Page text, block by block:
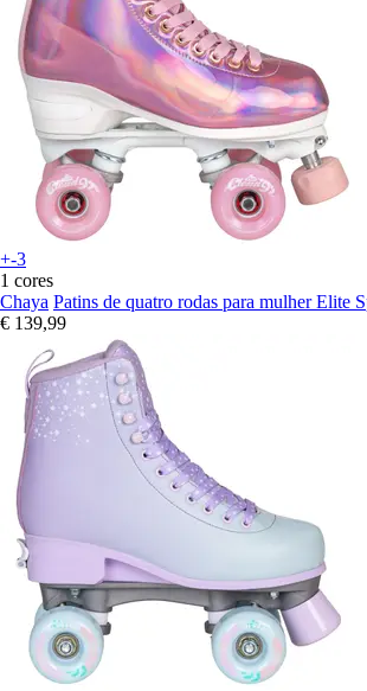
+-3
1 cores
Chaya Patins de quatro rodas para mulher Elite
€ 139,99